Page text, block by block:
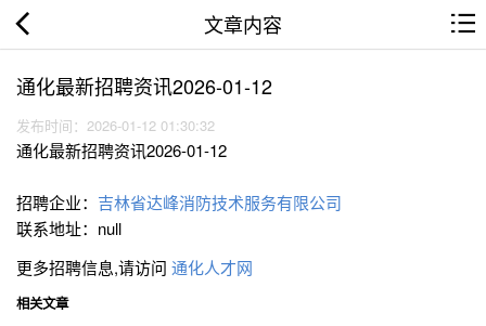
文章内容
通化最新招聘资讯2026-01-12
发布时间：2026-01-12 01:30:32
通化最新招聘资讯2026-01-12
招聘企业： 吉林省达峰消防技术服务有限公司
联系地址：null
更多招聘信息,请访问 通化人才网
相关文章